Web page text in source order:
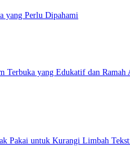
yang Perlu Dipahami
Terbuka yang Edukatif dan Ramah
Pakai untuk Kurangi Limbah